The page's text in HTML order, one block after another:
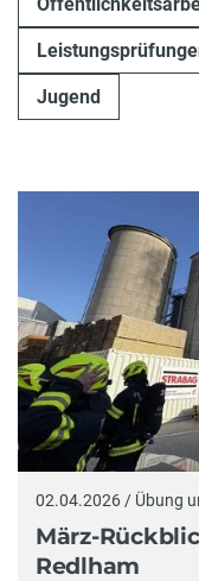
Jugend
02.04.2026 / Übung
März-
Redlham